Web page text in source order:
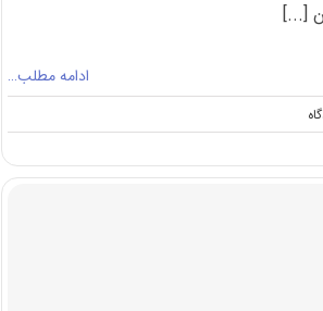
[...]
ادامه مطلب…
on
سوالات
پاسخنامه